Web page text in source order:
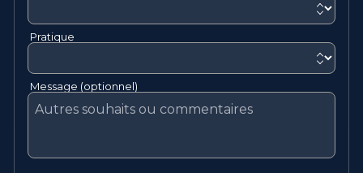
Pratique
Message (optionnel)